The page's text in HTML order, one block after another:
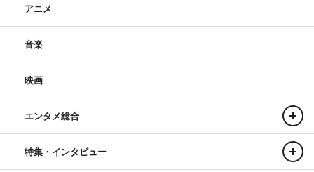
アニメ
音楽
映画
エンタメ総合
特集・インタビュー